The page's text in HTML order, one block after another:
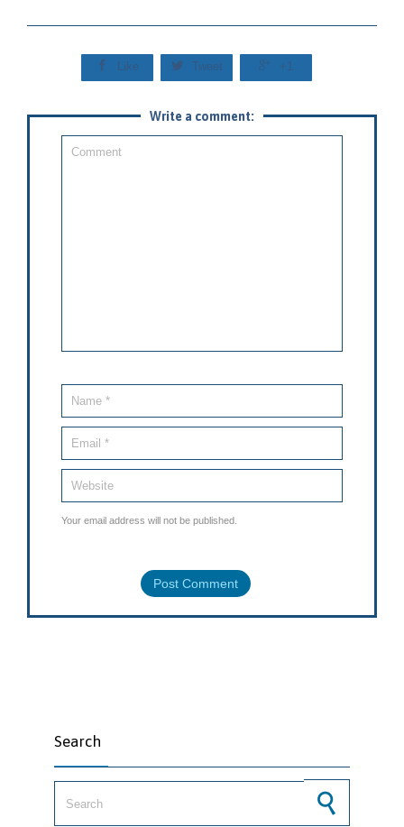
 Like  Tweet  +1
Write a comment:
Your email address will not be published.
Search